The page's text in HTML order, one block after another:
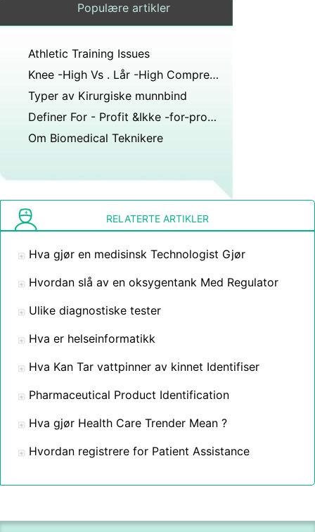
Populære artikler
Athletic Training Issues
Knee -High Vs . Lår -High Compression Stockings Forskning
Typer av Kirurgiske munnbind
Definer For - Profit &Ikke -for-profit helsepersonell
Om Biomedical Teknikere
RELATERTE ARTIKLER
Hva gjør en medisinsk Technologist Gjør
Hvordan slå av en oksygentank Med Regulator
Ulike diagnostiske tester
Hva er helseinformatikk
Hva Kan Tar vattpinner av kinnet Identifiser
Pharmaceutical Product Identification
Hva gjør Health Care Trender Mean ?
Hvordan registrere for Patient Assistance